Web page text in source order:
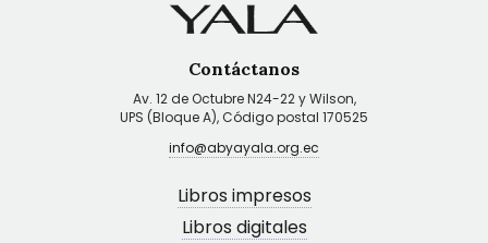
Contáctanos
Av. 12 de Octubre N24-22 y Wilson,
UPS (Bloque A), Código postal 170525
info@abyayala.org.ec
Libros impresos
Libros digitales